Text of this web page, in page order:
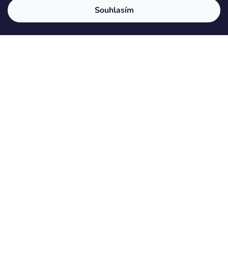
Souhlasím
Kokosové tablety lisované ze 100%
rašeliny přibližně 240…
regrow z